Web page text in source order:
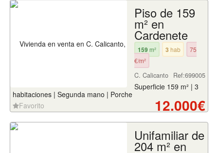
Piso de 159
m² en
Cardenete
159m² 3 hab
75
€/m²
Ref:699005
C. Calicanto
Superficie 159 m² | 3
habitaciones | Segunda mano | Porche
Favorito
12.000€
Unifamiliar de
204 m² en